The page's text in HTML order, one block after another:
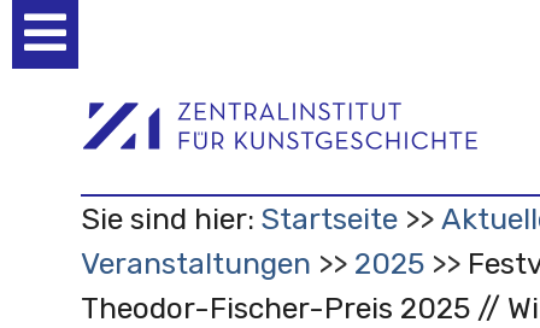
Werkzeuge
Sie sind hier: Startseite
Veranstaltungen
2025
Theodor-Fischer-Preis 2025 //